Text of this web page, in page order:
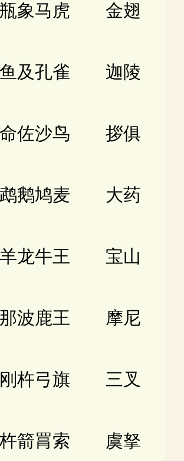
象马虎 金翅
及孔雀 迦陵
佐沙鸟 拶俱
鹅鸠麦 大药
龙牛王 宝山
波鹿王 摩尼
杵弓旗 三叉
箭罥索 虞拏